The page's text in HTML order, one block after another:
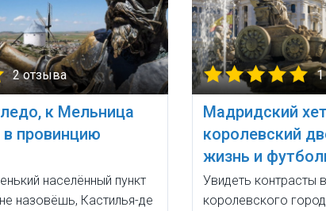
2 отзыва
к Мельница
провинцию
населённый пункт
назовёшь, Кастилья-де
Мадридский
королевский
жизнь и
Увидеть контрасты
королевского